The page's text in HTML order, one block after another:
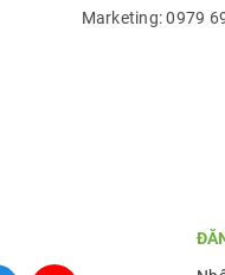
Marketing: 0979